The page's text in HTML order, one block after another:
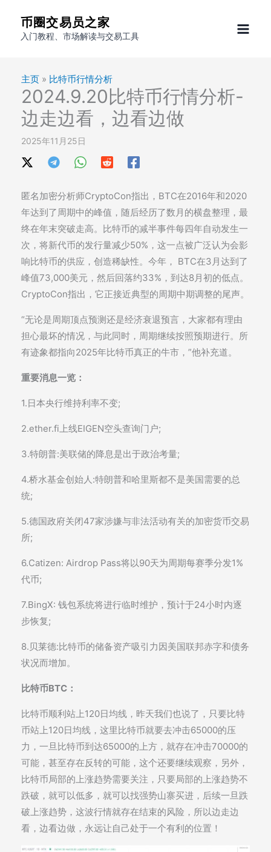
币圈交易员之家
入门教程、市场解读与交易工具
主页 » 比特币行情分析
2024.9.20比特币行情分析-
边走边看，边看​边做
2025年11月25日
匿名加密分析师CryptoCon指出，BTC在2016年和2020
年达到了周期中的峰值，随后经历了数月的横盘整理，最
终在年末突破走高。比特币的减半事件每四年自动发生一
次，将新代币的发行量减少50%，这一点被广泛认为会影
响比特币的供应，创造稀缺性。今年， BTC在3月达到了
峰值73,000美元，然后回落约33%，到达8月初的低点。
CryptoCon指出，它正接近典型的周期中期调整的尾声。
“无论是周期顶点预测还是经济衰退预言，大家都有理由
担心最坏的情况，与此同时，周期继续按照预期进行。所
有迹象都指向2025年比特币真正的牛市，”他补充道。
重要消息一览：
1.日本央行维持利率不变;
2.ether.fi上线EIGEN空头查询门户;
3.特朗普:美联储的降息是出于政治考量;
4.桥水基金创始人:特朗普和哈里斯都不是美国需要的总
统;
5.德国政府关闭47家涉嫌与非法活动有关的加密货币交易
所;
6.Catizen: Airdrop Pass将以90天为周期每赛季分发1%
代币;
7.BingX: 钱包系统将进行临时维护，预计于24小时内逐
步恢复;
8.贝莱德:比特币的储备资产吸引力因美国联邦赤字和债务
状况而增加。
比特币BTC：
比特币顺利站上120日均线，昨天我们也说了，只要比特
币站上120日均线，这里比特币就要去冲击65000的压
力，一旦比特币到达65000的上方，就存在冲击70000的
可能，甚至存在反转的可能，这个还要继续观察，另外，
比特币局部的上涨趋势需要关注，只要局部的上涨趋势不
跌破，就可以低多，就可以找强势山寨买进，后续一旦跌
破上涨趋势，这波行情就存在结束的风险，所以边走边
看，边看边做，永远让自己处于一个有利的位置！